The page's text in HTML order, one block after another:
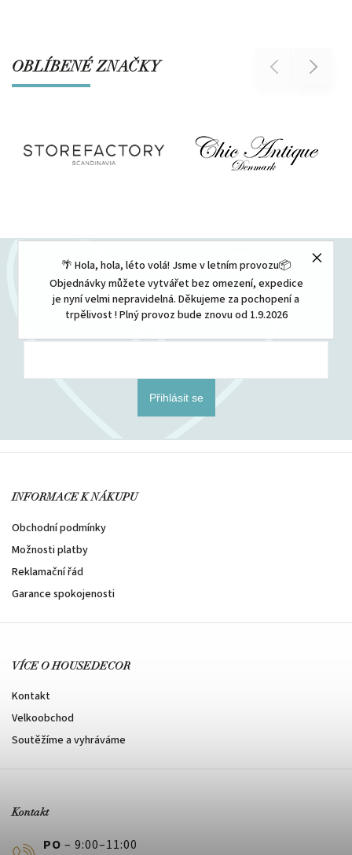
🌴 Hola, hola, léto volá! Jsme v letním provozu📦
Objednávky můžete vytvářet bez omezení, expedice
je nyní velmi nepravidelná. Děkujeme za pochopení a
trpělivost ! Plný provoz bude znovu od 1.9.2026
OBLÍBENÉ ZNAČKY Previous Next
Odebírat newsletter
Vložením e-mailu souhlasíte s
podmínkami ochrany osobních údajů
Přihlásit se
INFORMACE K NÁKUPU
Obchodní podmínky
Možnosti platby
Reklamační řád
Garance spokojenosti
VÍCE O HOUSEDECOR
Kontakt
Velkoobchod
Soutěžíme a vyhráváme
Kontakt
PO – 9:00–11:00